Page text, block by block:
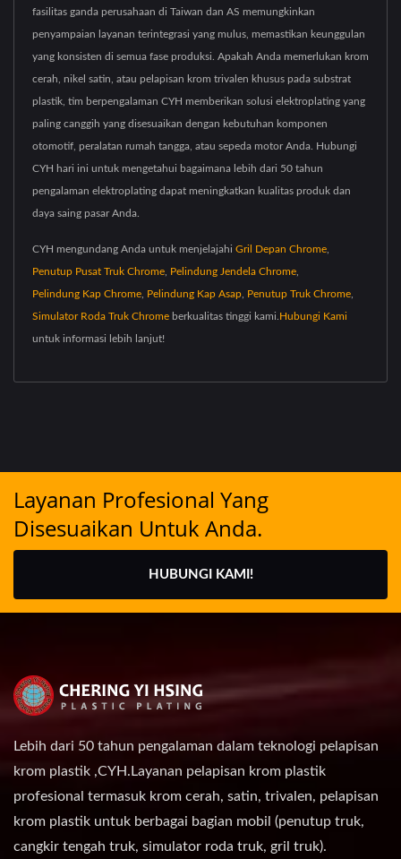
fasilitas ganda perusahaan di Taiwan dan AS memungkinkan
penyampaian layanan terintegrasi yang mulus, memastikan keunggulan
yang konsisten di semua fase produksi. Apakah Anda memerlukan krom
cerah, nikel satin, atau pelapisan krom trivalen khusus pada substrat
plastik, tim berpengalaman CYH memberikan solusi elektroplating yang
paling canggih yang disesuaikan dengan kebutuhan komponen
otomotif, peralatan rumah tangga, atau sepeda motor Anda. Hubungi
CYH hari ini untuk mengetahui bagaimana lebih dari 50 tahun
pengalaman elektroplating dapat meningkatkan kualitas produk dan
daya saing pasar Anda.
CYH mengundang Anda untuk menjelajahi Gril Depan Chrome
Penutup Pusat Truk Chrome Pelindung Jendela Chrome
Pelindung Kap Chrome Pelindung Kap Asap Penutup Truk Chrome
Simulator Roda Truk Chrome berkualitas tinggi kami. Hubungi Kami
untuk informasi lebih lanjut!
Layanan Profesional Yang
Disesuaikan Untuk Anda.
HUBUNGI KAMI!
Lebih dari 50 tahun pengalaman dalam teknologi pelapisan
krom plastik ,CYH.Layanan pelapisan krom plastik
profesional termasuk krom cerah, satin, trivalen, pelapisan
krom plastik untuk berbagai bagian mobil (penutup truk,
cangkir tengah truk, simulator roda truk, gril truk).